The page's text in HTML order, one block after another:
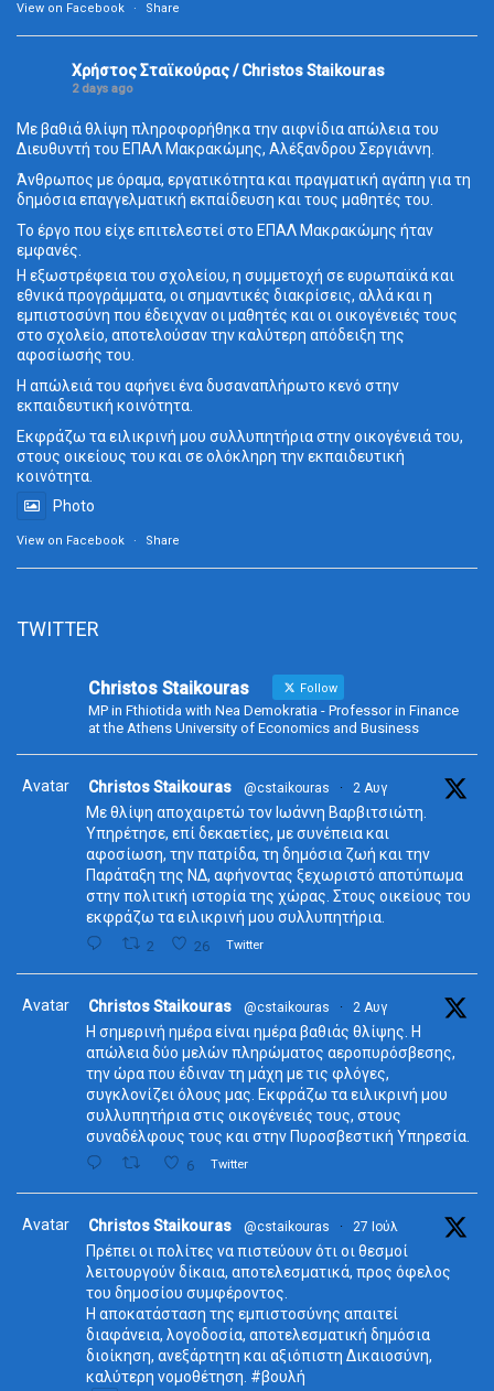
View on Facebook · Share
Χρήστος Σταϊκούρας / Christos Staikouras
2 days ago
Με βαθιά θλίψη πληροφορήθηκα την αιφνίδια απώλεια του
Διευθυντή του ΕΠΑΛ Μακρακώμης, Αλέξανδρου Σεργιάννη.
Άνθρωπος με όραμα, εργατικότητα και πραγματική αγάπη για τη
δημόσια επαγγελματική εκπαίδευση και τους μαθητές του.
Το έργο που είχε επιτελεστεί στο ΕΠΑΛ Μακρακώμης ήταν
εμφανές.
Η εξωστρέφεια του σχολείου, η συμμετοχή σε ευρωπαϊκά και
εθνικά προγράμματα, οι σημαντικές διακρίσεις, αλλά και η
εμπιστοσύνη που έδειχναν οι μαθητές και οι οικογένειές τους
στο σχολείο, αποτελούσαν την καλύτερη απόδειξη της
αφοσίωσής του.
Η απώλειά του αφήνει ένα δυσαναπλήρωτο κενό στην
εκπαιδευτική κοινότητα.
Εκφράζω τα ειλικρινή μου συλλυπητήρια στην οικογένειά του,
στους οικείους του και σε ολόκληρη την εκπαιδευτική
κοινότητα.
Photo
View on Facebook · Share
TWITTER
Christos Staikouras Follow
MP in Fthiotida with Nea Demokratia - Professor in Finance
at the Athens University of Economics and Business
Avatar Christos Staikouras @cstaikouras · 2 Αυγ
Με θλίψη αποχαιρετώ τον Ιωάννη Βαρβιτσιώτη.
Υπηρέτησε, επί δεκαετίες, με συνέπεια και
αφοσίωση, την πατρίδα, τη δημόσια ζωή και την
Παράταξη της ΝΔ, αφήνοντας ξεχωριστό αποτύπωμα
στην πολιτική ιστορία της χώρας. Στους οικείους του
εκφράζω τα ειλικρινή μου συλλυπητήρια.
2 26 Twitter
Avatar Christos Staikouras @cstaikouras · 2 Αυγ
Η σημερινή ημέρα είναι ημέρα βαθιάς θλίψης. Η
απώλεια δύο μελών πληρώματος αεροπυρόσβεσης,
την ώρα που έδιναν τη μάχη με τις φλόγες,
συγκλονίζει όλους μας. Εκφράζω τα ειλικρινή μου
συλλυπητήρια στις οικογένειές τους, στους
συναδέλφους τους και στην Πυροσβεστική Υπηρεσία.
6 Twitter
Avatar Christos Staikouras @cstaikouras · 27 Ιούλ
Πρέπει οι πολίτες να πιστεύουν ότι οι θεσμοί
λειτουργούν δίκαια, αποτελεσματικά, προς όφελος
του δημοσίου συμφέροντος.
Η αποκατάσταση της εμπιστοσύνης απαιτεί
διαφάνεια, λογοδοσία, αποτελεσματική δημόσια
διοίκηση, ανεξάρτητη και αξιόπιστη Δικαιοσύνη,
καλύτερη νομοθέτηση. #βουλή